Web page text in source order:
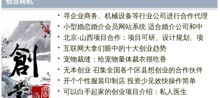
寻企业商务、机械设备等行业公司进行合作代理
小型婚恋婚介会员网站系统 适合婚介公司和中
北京-山西项目合作：项目可研、设计规划、项
互联网大拿们眼中的十大创业趋势
宠物裁缝：给宠物量体裁衣很吃香
无本创业 召集全国各个区县想创业的合作伙伴
开个个性服装印制店 投资少见效快操作简单
可以白手起家的创业项目介绍：私人医生